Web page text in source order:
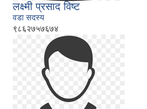
लक्ष्मी प्रसाद विष्ट
वडा सदस्य
९८६२७५७६७४